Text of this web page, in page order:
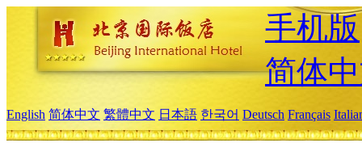
手机版
简体
English 简体中文 繁體中文 日本語 한국어 Deutsch Français